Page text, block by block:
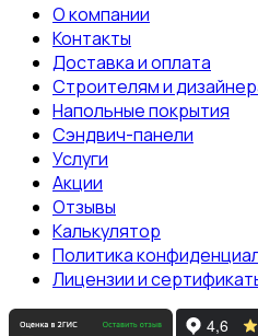
О компании
Контакты
Доставка и оплата
Строителям и
Напольные покрытия
Сэндвич-панели
Услуги
Акции
Отзывы
Калькулятор
Политика
Лицензии и